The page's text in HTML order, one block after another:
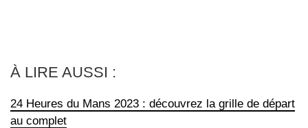
À LIRE AUSSI :
24 Heures du Mans 2023 : découvrez la grille de départ
au complet